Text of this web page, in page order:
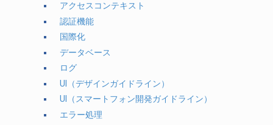
アクセスコンテキスト
認証機能
国際化
データベース
ログ
UI（デザインガイドライン）
UI（スマートフォン開発ガイドライン）
エラー処理